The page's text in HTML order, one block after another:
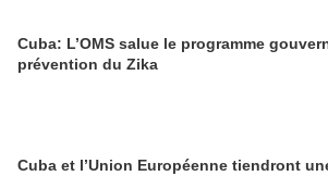
Cuba: L’OMS salue le programme
prévention du Zika
Cuba et l’Union Européenne tiendront